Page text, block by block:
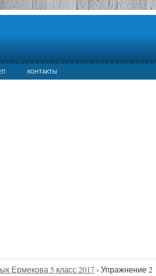
КОНТАКТЫ
Ермекова 5 класс 2017 › Упражнение 2